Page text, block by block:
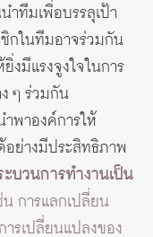
ทีมเพื่อบรรลุเป้า
กในทีมอาจร่วมกัน
งมีแรงจูงใจในการ
ๆ ร่วมกัน
พาองค์การให้
ย่างมีประสิทธิภาพ
บวนการทำงานเป็น
น การแลกเปลี่ยน
รเปลี่ยนแปลงของ